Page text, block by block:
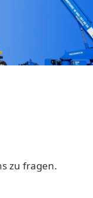
zu fragen.